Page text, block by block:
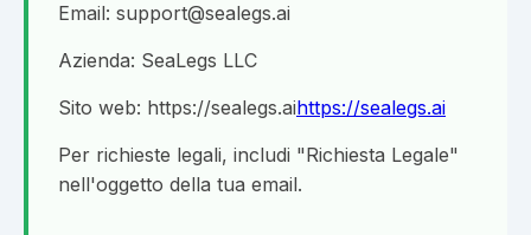
Email: support@sealegs.ai
Azienda: SeaLegs LLC
Sito web: https://sealegs.aihttps://sealegs.ai
Per richieste legali, includi "Richiesta Legale"
nell'oggetto della tua email.